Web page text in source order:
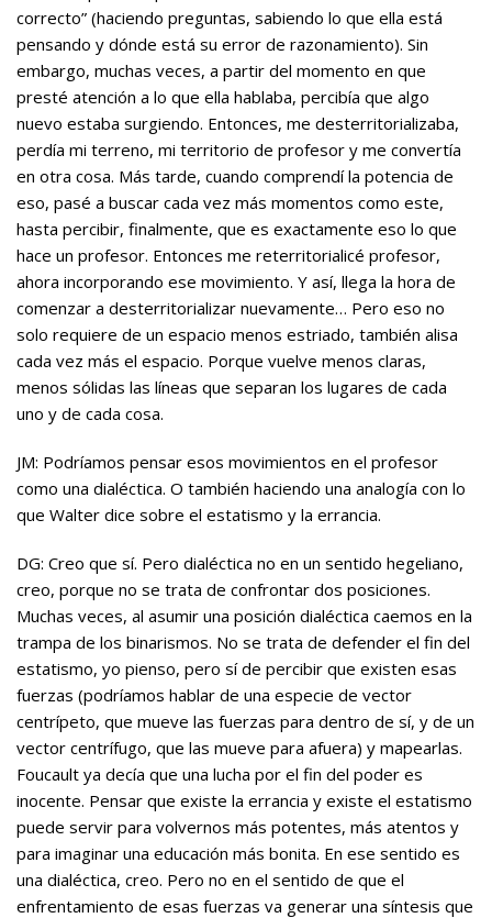
correcto” (haciendo preguntas, sabiendo lo que ella está
pensando y dónde está su error de razonamiento). Sin
embargo, muchas veces, a partir del momento en que
presté atención a lo que ella hablaba, percibía que algo
nuevo estaba surgiendo. Entonces, me desterritorializaba,
perdía mi terreno, mi territorio de profesor y me convertía
en otra cosa. Más tarde, cuando comprendí la potencia de
eso, pasé a buscar cada vez más momentos como este,
hasta percibir, finalmente, que es exactamente eso lo que
hace un profesor. Entonces me reterritorialicé profesor,
ahora incorporando ese movimiento. Y así, llega la hora de
comenzar a desterritorializar nuevamente… Pero eso no
solo requiere de un espacio menos estriado, también alisa
cada vez más el espacio. Porque vuelve menos claras,
menos sólidas las líneas que separan los lugares de cada
uno y de cada cosa.
JM: Podríamos pensar esos movimientos en el profesor
como una dialéctica. O también haciendo una analogía con lo
que Walter dice sobre el estatismo y la errancia.
DG: Creo que sí. Pero dialéctica no en un sentido hegeliano,
creo, porque no se trata de confrontar dos posiciones.
Muchas veces, al asumir una posición dialéctica caemos en la
trampa de los binarismos. No se trata de defender el fin del
estatismo, yo pienso, pero sí de percibir que existen esas
fuerzas (podríamos hablar de una especie de vector
centrípeto, que mueve las fuerzas para dentro de sí, y de un
vector centrífugo, que las mueve para afuera) y mapearlas.
Foucault ya decía que una lucha por el fin del poder es
inocente. Pensar que existe la errancia y existe el estatismo
puede servir para volvernos más potentes, más atentos y
para imaginar una educación más bonita. En ese sentido es
una dialéctica, creo. Pero no en el sentido de que el
enfrentamiento de esas fuerzas va generar una síntesis que